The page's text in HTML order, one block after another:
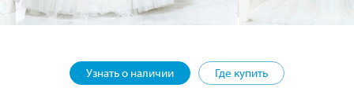
Узнать о наличии Где купить